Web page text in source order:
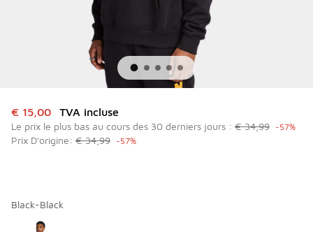
Cet article est en promotion. Prix en baisse de à € 15,00
€ 15,00 TVA incluse
Le prix le plus bas au cours des 30 derniers jours : € 34,99 -57%
Prix D'origine: € 34,99 -57%
Black-Black
Page 1 sur 1 affichant 1 à 1 des 1 couleurs.
Merci de sélectionner un style